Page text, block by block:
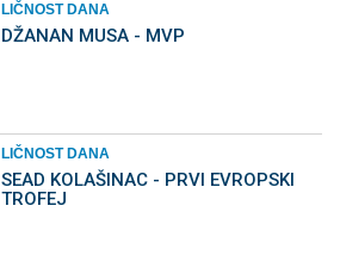
LIČNOST DANA
DŽANAN MUSA - MVP
LIČNOST DANA
SEAD KOLAŠINAC - PRVI EVROPSKI
TROFEJ